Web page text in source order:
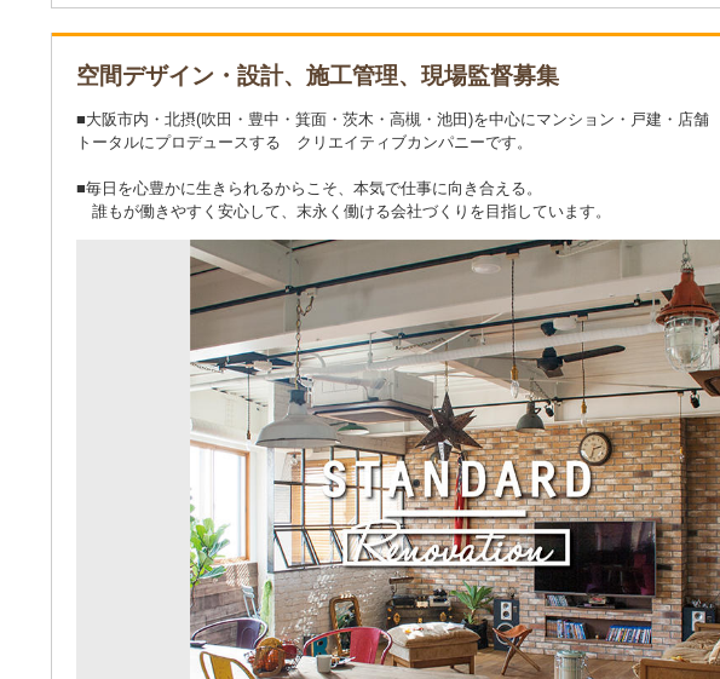
空間デザイン・設計、施工管理、現場監督募集
■大阪市内・北摂(吹田・豊中・箕面・茨木・高槻・池田)を中心にマンション・戸建・店
トータルにプロデュースする クリエイティブカンパニーです。
■毎日を心豊かに生きられるからこそ、本気で仕事に向き合える。
誰もが働きやすく安心して、末永く働ける会社づくりを目指しています。